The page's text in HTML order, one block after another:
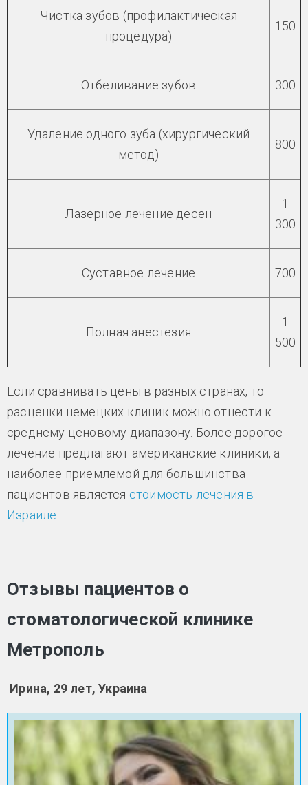
Чистка зубов (профилактическая
процедура)
150
Отбеливание зубов 300
Удаление одного зуба (хирургический
метод)
800
Лазерное лечение десен
1
300
Суставное лечение 700
Полная анестезия
1
500
Если сравнивать цены в разных странах, то
расценки немецких клиник можно отнести к
среднему ценовому диапазону. Более дорогое
лечение предлагают американские клиники, а
наиболее приемлемой для большинства
пациентов является стоимость лечения в
Израиле
Отзывы пациентов о
стоматологической клинике
Метрополь
Ирина, 29 лет, Украина